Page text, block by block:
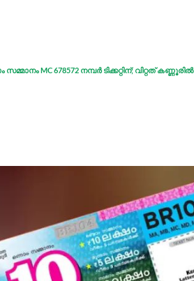
MC 678572 നമ്പർ ടിക്കറ്റിന്; വിറ്റത് കണ്ണൂരിൽ